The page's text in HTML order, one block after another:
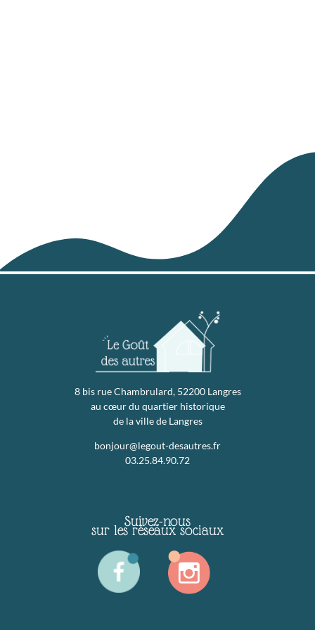
8 bis rue Chambrulard, 52200 Langres
au cœur du quartier historique
de la ville de Langres
bonjour@legout-desautres.fr
03.25.84.90.72
Suivez-nous
sur les réseaux sociaux